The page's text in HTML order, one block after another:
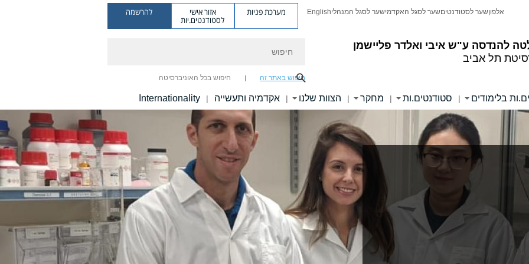
להנדסה ע"ש איבי ואלדר פליישמן
תל אביב
אלפוןשער לסטודנטיםשער לסגל האקדמישער לסגל המנהליEnglish מערכת פניות אזור אישי
לסטודנטים.יות
להרשמה
חיפוש באתר זה חיפוש בכל האוניברסיטה
בלימודים | סטודנטים.ות | מחקר | הצוות שלנו | אקדמיה ותעשייה |
Internationality